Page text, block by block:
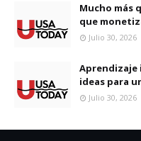
Mucho más
que
Julio 30, 2026
ideas para
Julio 30, 2026